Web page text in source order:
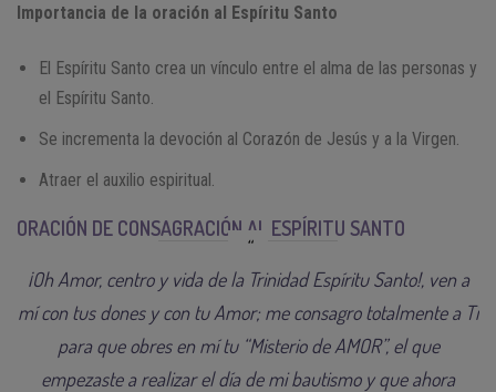
Importancia de la oración al Espíritu Santo
El Espíritu Santo crea un vínculo entre el alma de las personas y
el Espíritu Santo.
Se incrementa la devoción al Corazón de Jesús y a la Virgen.
Atraer el auxilio espiritual.
ORACIÓN DE CONSAGRACIÓN AL ESPÍRITU SANTO
¡Oh Amor, centro y vida de la Trinidad Espíritu Santo!, ven a
mí con tus dones y con tu Amor; me consagro totalmente a Ti
para que obres en mí tu “Misterio de AMOR”, el que
empezaste a realizar el día de mi bautismo y que ahora